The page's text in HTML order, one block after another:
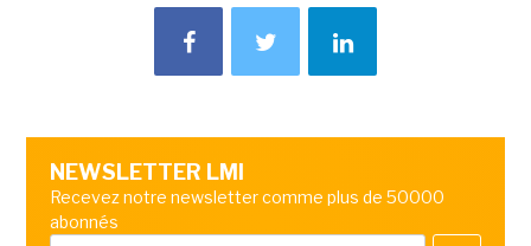
NEWSLETTER LMI
Recevez notre newsletter comme plus de 50000
abonnés